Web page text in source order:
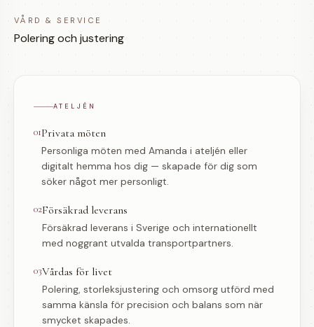
VÅRD & SERVICE
Polering och justering
ATELJÉN
01Privata möten
Personliga möten med Amanda i ateljén eller
digitalt hemma hos dig — skapade för dig som
söker något mer personligt.
02Försäkrad leverans
Försäkrad leverans i Sverige och internationellt
med noggrant utvalda transportpartners.
03Vårdas för livet
Polering, storleksjustering och omsorg utförd med
samma känsla för precision och balans som när
smycket skapades.